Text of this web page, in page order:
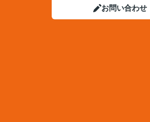
お問い合わせ